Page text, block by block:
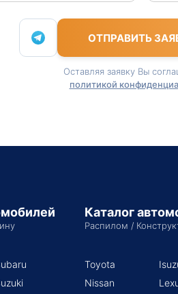
ОТПРАВИТЬ
Оставляя заявку Вы
политикой
Каталог
Распилом /
Toyota
Nissan